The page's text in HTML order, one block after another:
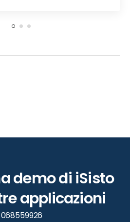
demodi iSisto
applicazioni